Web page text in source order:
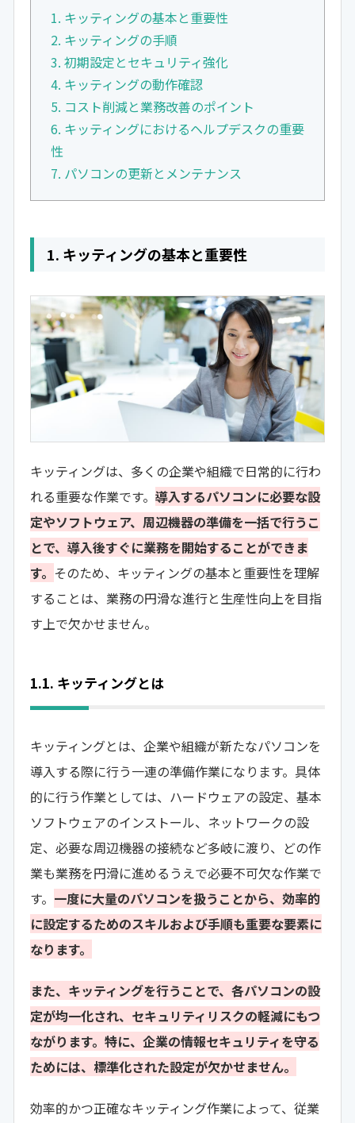
1. キッティングの基本と重要性
2. キッティングの手順
3. 初期設定とセキュリティ強化
4. キッティングの動作確認
5. コスト削減と業務改善のポイント
6. キッティングにおけるヘルプデスクの重要
性
7. パソコンの更新とメンテナンス
1. キッティングの基本と重要性
キッティングは、多くの企業や組織で日常的に行わ
れる重要な作業です。 導入するパソコンに必要な設
定やソフトウェア、周辺機器の準備を一括で行うこ
とで、導入後すぐに業務を開始することができま
す。 そのため、キッティングの基本と重要性を理解
することは、業務の円滑な進行と生産性向上を目指
す上で欠かせません。
1.1. キッティングとは
キッティングとは、企業や組織が新たなパソコンを
導入する際に行う一連の準備作業になります。具体
的に行う作業としては、ハードウェアの設定、基本
ソフトウェアのインストール、ネットワークの設
定、必要な周辺機器の接続など多岐に渡り、どの作
業も業務を円滑に進めるうえで必要不可欠な作業で
す。 一度に大量のパソコンを扱うことから、効率的
に設定するためのスキルおよび手順も重要な要素に
なります。
また、キッティングを行うことで、各パソコンの設
定が均一化され、セキュリティリスクの軽減にもつ
ながります。特に、企業の情報セキュリティを守る
ためには、標準化された設定が欠かせません。
効率的かつ正確なキッティング作業によって、従業